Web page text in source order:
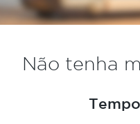
Não tenha